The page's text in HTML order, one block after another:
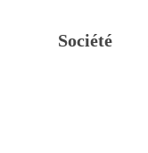
Société